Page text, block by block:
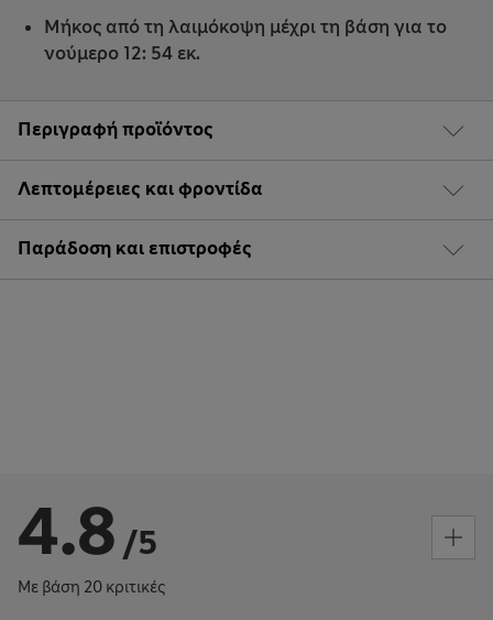
Περιγραφή προϊόντος
Λεπτομέρειες και φροντίδα
Παράδοση και επιστροφές
Μήκος από τη λαιμόκοψη μέχρι τη βάση για το
νούμερο 12: 54 εκ.
4.8 /5
Με βάση 20 κριτικές